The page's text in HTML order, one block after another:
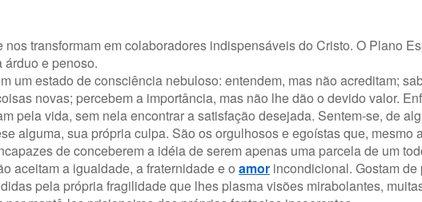
transformam em colaboradores indispensáveis do Cristo. O Plano
e penoso.
um estado de consciência nebuloso: entendem, mas não acreditam;
novas; percebem a importância, mas não lhe dão o devido valor.
pela vida, sem nela encontrar a satisfação desejada. Sentem-se, de
alguma, sua própria culpa. São os orgulhosos e egoístas que, mesmo
de conceberem a idéia de serem apenas uma parcela de um
aceitam a igualdade, a fraternidade e o amor incondicional. Gostam de
pela própria fragilidade que lhes plasma visões mirabolantes,